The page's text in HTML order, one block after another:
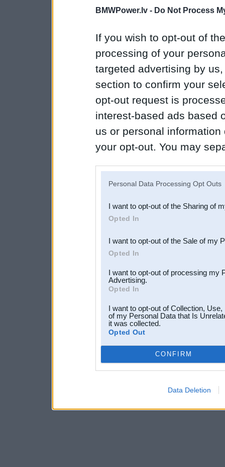
BMWPower.lv - Do Not Process
If you wish to opt-out of
processing of your
targeted advertising by
section to confirm your
opt-out request is
interest-based ads based
us or personal
your opt-out. You may
Downstream Participants
third parties.
Personal Data Processing Opt Outs
I want to opt-out of the Sharing of
Opted In
I want to opt-out of the Sale of my
Opted In
I want to opt-out of processing my
Advertising.
Opted In
I want to opt-out of Collection,
of my Personal Data that Is
it was collected.
Opted Out
CONFIRM
Data Deletion